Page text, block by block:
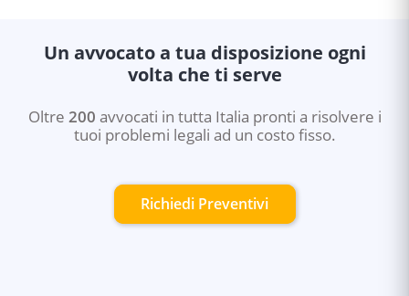
Un avvocato a tua disposizione ogni
volta che ti serve
Oltre 200 avvocati in tutta Italia pronti a risolvere i
tuoi problemi legali ad un costo fisso.
Richiedi Preventivi